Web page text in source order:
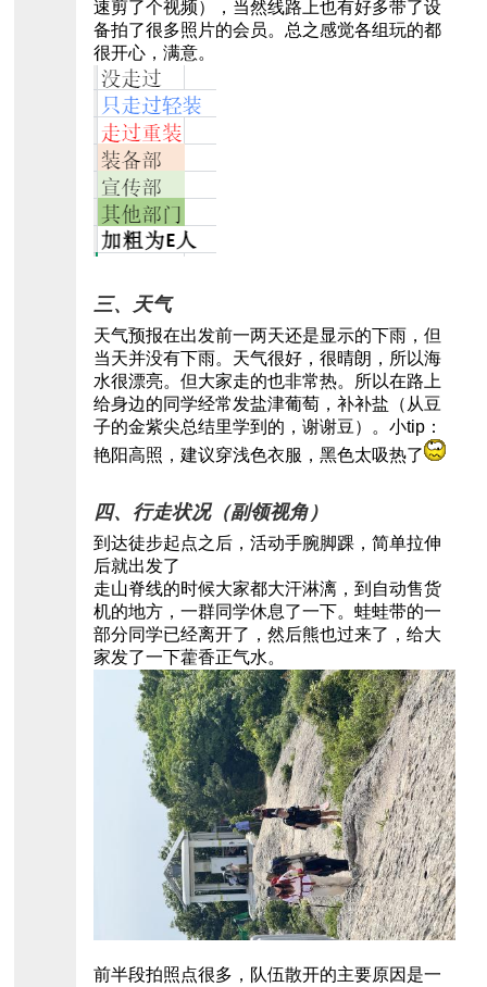
速剪了个视频），当然线路上也有好多带了设
备拍了很多照片的会员。总之感觉各组玩的都
很开心，满意。
三、天气
天气预报在出发前一两天还是显示的下雨，但
当天并没有下雨。天气很好，很晴朗，所以海
水很漂亮。但大家走的也非常热。所以在路上
给身边的同学经常发盐津葡萄，补补盐（从豆
子的金紫尖总结里学到的，谢谢豆）。小tip：
艳阳高照，建议穿浅色衣服，黑色太吸热了
四、行走状况（副领视角）
到达徒步起点之后，活动手腕脚踝，简单拉伸
后就出发了
走山脊线的时候大家都大汗淋漓，到自动售货
机的地方，一群同学休息了一下。蛙蛙带的一
部分同学已经离开了，然后熊也过来了，给大
家发了一下藿香正气水。
前半段拍照点很多，队伍散开的主要原因是一